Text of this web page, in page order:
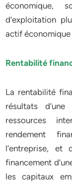
économique,
d’exploitation
actif économique
Rentabilité
La rentabilité
résultats
ressources
rendement
l’entreprise, et
financement
les capitaux